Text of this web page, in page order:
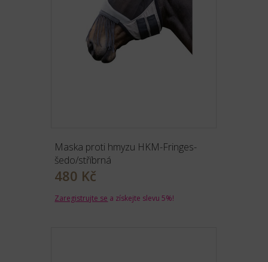
Maska proti hmyzu HKM-Fringes-
šedo/stříbrná
480 Kč
Zaregistrujte se a získejte slevu 5%!